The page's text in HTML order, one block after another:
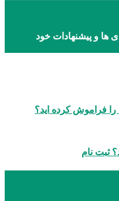
و پیشنهادات خود
فراموش کرده اید؟
ثبت نام